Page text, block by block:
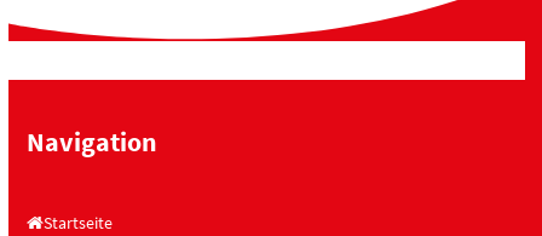
Navigation
Startseite